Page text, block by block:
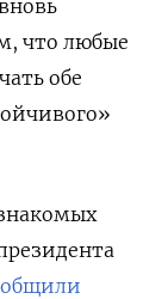
что любые
обе